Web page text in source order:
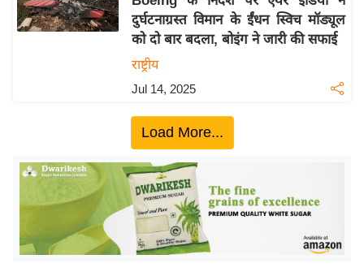
ग
इं
ज
ग
त
टो
दुर्घटनाग्रस्त विमान के ईंधन स्विच मॉड्यूल
को दो बार बदला, बोइंग ने जारी की सफाई
राष्ट्रीय
Jul 14, 2025
Load More...